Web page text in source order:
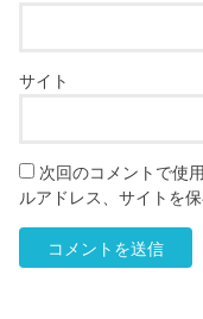
サイト
次回のコメントで使
ルアドレス、サイトを保